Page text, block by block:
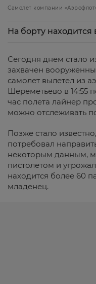
Самолет компании
На борту
Сегодня днем стало
захвачен
самолет вылетел из
Шереметьево в 14:55
час полета лайнер
можно отслеживать
Позже стало
потребовал
некоторым данным,
пистолетом и
находится более 60
младенец.